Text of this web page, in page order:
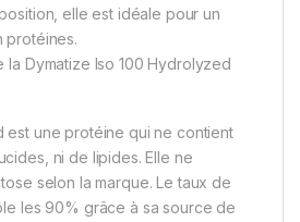
elle est idéale pour un
protéines.
la Dymatize Iso 100 Hydrolyzed
est une protéine qui ne contient
ni de lipides. Elle ne
selon la marque. Le taux de
les 90% grâce à sa source de